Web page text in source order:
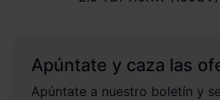
Apúntate y caza las
Apúntate a nuestro boletín y